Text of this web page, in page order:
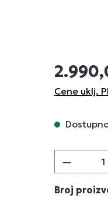
Cene uklj.
Broj